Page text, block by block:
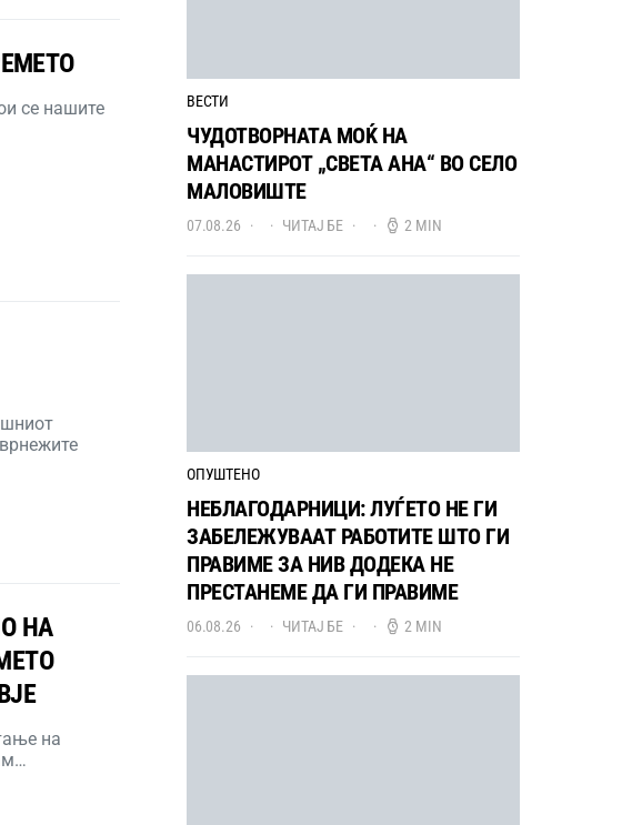
се нашите
НА
на
ВЕСТИ
ЧУДОТВОРНАТА МОЌ НА
МАНАСТИРОТ „СВЕТА АНА“ ВО СЕЛО
МАЛОВИШТЕ
07.08.26 ЧИТАЈ БЕ 2 MIN
ОПУШТЕНО
НЕБЛАГОДАРНИЦИ: ЛУЃЕТО НЕ ГИ
ЗАБЕЛЕЖУВААТ РАБОТИТЕ ШТО ГИ
ПРАВИМЕ ЗА НИВ ДОДЕКА НЕ
ПРЕСТАНЕМЕ ДА ГИ ПРАВИМЕ
06.08.26 ЧИТАЈ БЕ 2 MIN